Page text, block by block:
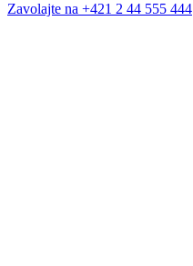
Zavolajte na +421 2 44 555 444